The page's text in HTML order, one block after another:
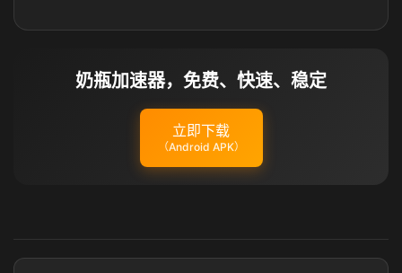
奶瓶加速器，免费、快速、稳定
立即下载
（Android APK）